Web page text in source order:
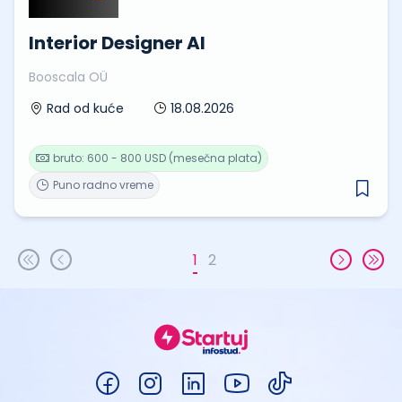
Interior Designer AI
Booscala OÜ
Rad od kuće
18.08.2026
Puno radno vreme
bruto: 600 - 800 USD (mesečna plata)
1 2